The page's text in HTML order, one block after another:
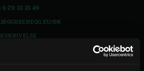
6 29 10 15 49
DK